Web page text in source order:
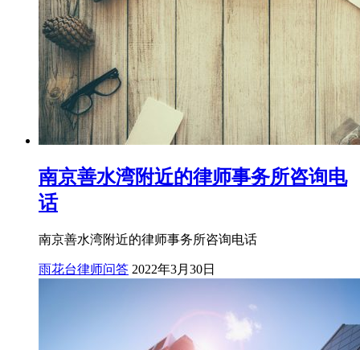
南京善水湾附近的律师事务所咨询电
话
南京善水湾附近的律师事务所咨询电话
雨花台律师问答 2022年3月30日